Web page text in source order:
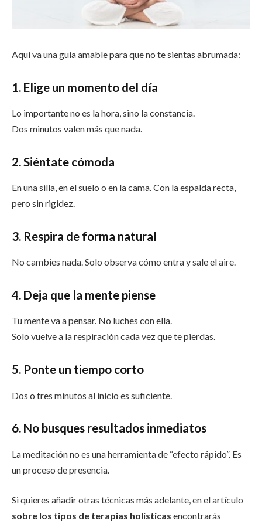
Aquí va una guía amable para que no te sientas abrumada:
1. Elige un momento del día
Lo importante no es la hora, sino la constancia.
Dos minutos valen más que nada.
2. Siéntate cómoda
En una silla, en el suelo o en la cama. Con la espalda recta,
pero sin rigidez.
3. Respira de forma natural
No cambies nada. Solo observa cómo entra y sale el aire.
4. Deja que la mente piense
Tu mente va a pensar. No luches con ella.
Solo vuelve a la respiración cada vez que te pierdas.
5. Ponte un tiempo corto
Dos o tres minutos al inicio es suficiente.
6. No busques resultados inmediatos
La meditación no es una herramienta de “efecto rápido”. Es
un proceso de presencia.
Si quieres añadir otras técnicas más adelante, en el artículo
sobre los tipos de terapias holísticas encontrarás